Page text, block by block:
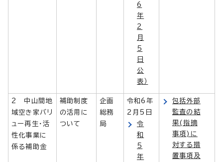
6
年
2
月
5
日
公
表）
2 中山間地
域空き家バリ
ュー再生・活
性化事業に
係る補助金
補助制度
の活用に
ついて
企画
総務
局
令和6年
2月5日
令
和
5
年
包括外部
監査の結
果(指摘
事項)に
対する措
置事項及